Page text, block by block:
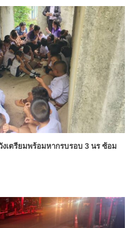
เตรียมพร้อมหากรบรอบ 3 นร ซ้อม